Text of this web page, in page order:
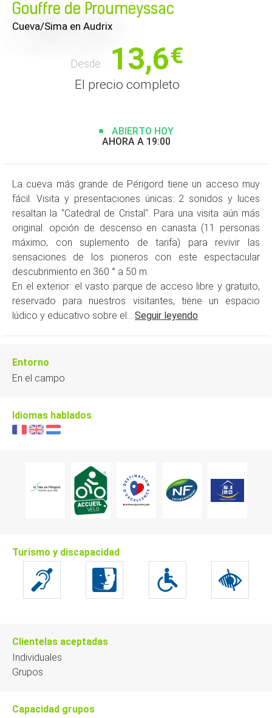
Gouffre de Proumeyssac
Cueva/Sima en Audrix
Desde : 13,6€
El precio completo
ABIERTO HOY
AHORA A 19:00
La cueva más grande de Périgord tiene un acceso muy
fácil. Visita y presentaciones únicas: 2 sonidos y luces
resaltan la "Catedral de Cristal". Para una visita aún más
original: opción de descenso en canasta (11 personas
máximo, con suplemento de tarifa) para revivir las
sensaciones de los pioneros con este espectacular
descubrimiento en 360 ° a 50 m.
En el exterior: el vasto parque de acceso libre y gratuito,
reservado para nuestros visitantes, tiene un espacio
lúdico y educativo sobre el... Seguir leyendo
Entorno
En el campo
Idiomas hablados
Turismo y discapacidad
Clientelas aceptadas
Individuales
Grupos
Capacidad grupos